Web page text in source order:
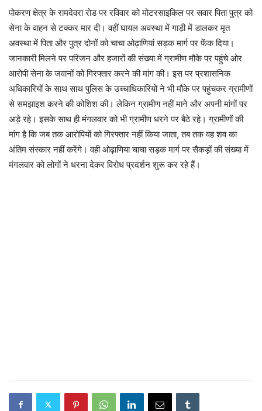
पोकरण क्षेत्र के रामदेवरा रोड पर रविवार को मोटरसाइकिल पर सवार पिता पुत्र को
सेना के वाहन से टक्कर मार दी। वहीं घायल अवस्था में गाड़ी में डालकर मृत
अवस्था में पिता और पुत्र दोनों को चाचा ओढ़ाणियां सड़क मार्ग पर फेंक दिया।
जानकारी मिलने पर परिजन और हजारों की संख्या में ग्रामीण मौके पर पहुंचे ओर
आरोपी सेना के जवानों को गिरफ्तार करने की मांग की। इस पर प्रशासनिक
अधिकारियों के साथ साथ पुलिस के उच्चाधिकारियों ने भी मौके पर पहुंचकर ग्रामीणों
से समझाइश करने की कोशिश की। लेकिन ग्रामीण नहीं माने और अपनी मांगों पर
अड़े रहे। इसके साथ ही मंगलवार को भी ग्रामीण धरने पर बैठे रहे। ग्रामीणों की
मांग है कि जब तक आरोपियों को गिरफ्तार नहीं किया जाता, तब तक वह शव का
अंतिम संस्कार नहीं करेंगे। वही ओढ़ाणिया चाचा सड़क मार्ग पर सैकड़ों की संख्या में
मंगलवार को लोगों ने धरना देकर विरोध प्रदर्शन शुरू कर रहे हैं।